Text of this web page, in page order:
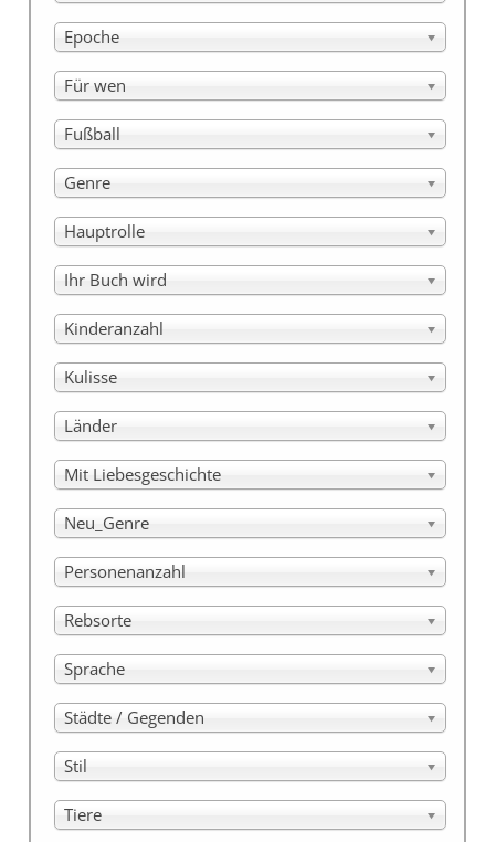
Epoche
Für wen
Fußball
Genre
Hauptrolle
Ihr Buch wird
Kinderanzahl
Kulisse
Länder
Mit Liebesgeschichte
Neu_Genre
Personenanzahl
Rebsorte
Sprache
Städte / Gegenden
Stil
Tiere